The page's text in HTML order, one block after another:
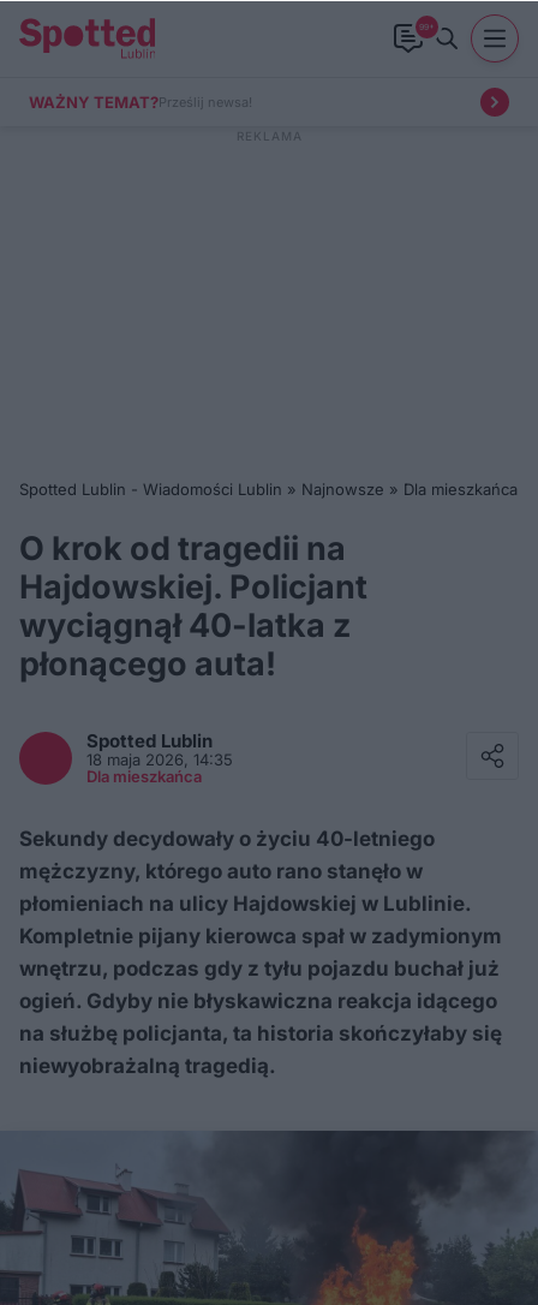
99+
WAŻNY TEMAT?Prześlij newsa!
Spotted Lublin - Wiadomości Lublin » Najnowsze » Dla mieszkańca
O krok od tragedii na
Hajdowskiej. Policjant
wyciągnął 40-latka z
płonącego auta!
Spotted Lublin
18 maja 2026, 14:35
Dla mieszkańca
Sekundy decydowały o życiu 40-letniego
mężczyzny, którego auto rano stanęło w
płomieniach na ulicy Hajdowskiej w Lublinie.
Kompletnie pijany kierowca spał w zadymionym
wnętrzu, podczas gdy z tyłu pojazdu buchał już
ogień. Gdyby nie błyskawiczna reakcja idącego
na służbę policjanta, ta historia skończyłaby się
niewyobrażalną tragedią.